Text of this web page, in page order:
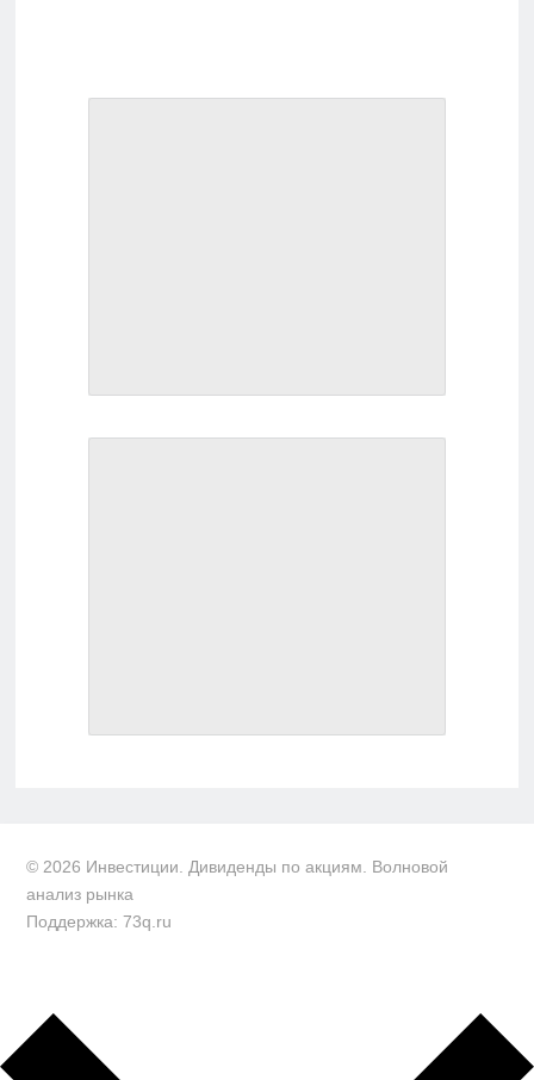
© 2026 Инвестиции. Дивиденды по акциям. Волновой
анализ рынка
Поддержка: 73q.ru